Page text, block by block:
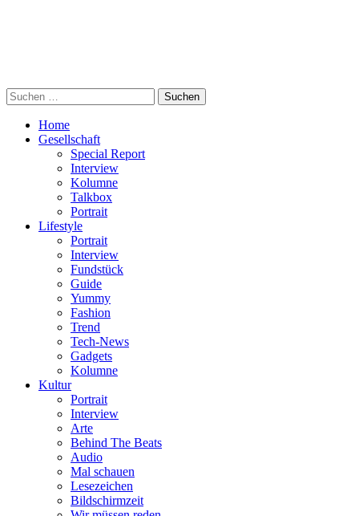
Suchen
nach:
Home
Gesellschaft
Special Report
Interview
Kolumne
Talkbox
Portrait
Lifestyle
Portrait
Interview
Fundstück
Guide
Yummy
Fashion
Trend
Tech-News
Gadgets
Kolumne
Kultur
Portrait
Interview
Arte
Behind The Beats
Audio
Mal schauen
Lesezeichen
Bildschirmzeit